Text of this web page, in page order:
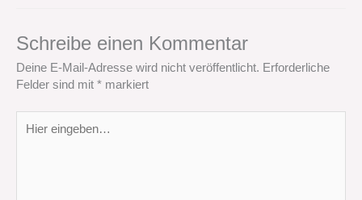
Schreibe einen Kommentar
Deine E-Mail-Adresse wird nicht veröffentlicht. Erforderliche
Felder sind mit * markiert
eingeben…